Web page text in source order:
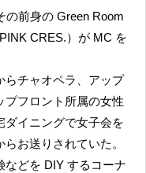
CRES.）が MC を
らチャオペラ、アップ
プフロント所属の女性
ダイニングで女子会を
お送りされていた。
どを DIY するコーナ